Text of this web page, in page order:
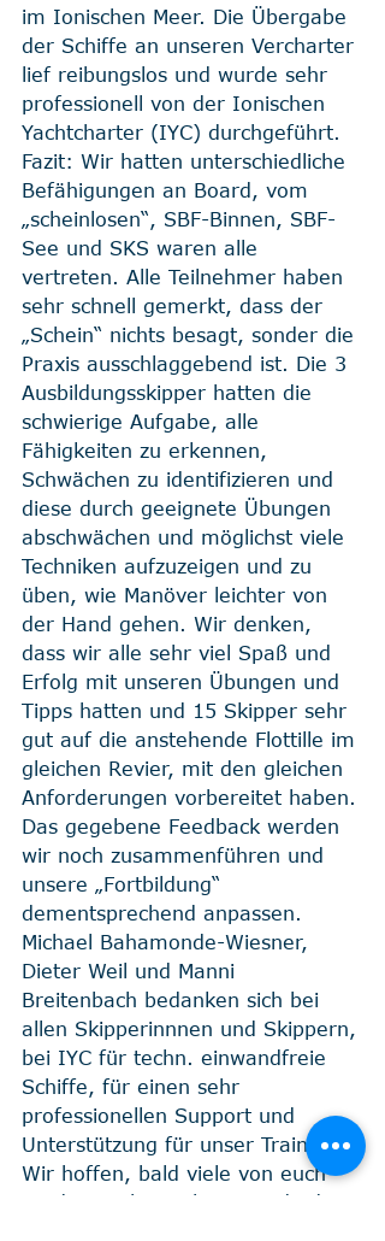
im Ionischen Meer. Die Übergabe
der Schiffe an unseren Vercharter
lief reibungslos und wurde sehr
professionell von der Ionischen
Yachtcharter (IYC) durchgeführt.
Fazit: Wir hatten unterschiedliche
Befähigungen an Board, vom
„scheinlosen“, SBF-Binnen, SBF-
See und SKS waren alle
vertreten. Alle Teilnehmer haben
sehr schnell gemerkt, dass der
„Schein“ nichts besagt, sonder die
Praxis ausschlaggebend ist. Die 3
Ausbildungsskipper hatten die
schwierige Aufgabe, alle
Fähigkeiten zu erkennen,
Schwächen zu identifizieren und
diese durch geeignete Übungen
abschwächen und möglichst viele
Techniken aufzuzeigen und zu
üben, wie Manöver leichter von
der Hand gehen. Wir denken,
dass wir alle sehr viel Spaß und
Erfolg mit unseren Übungen und
Tipps hatten und 15 Skipper sehr
gut auf die anstehende Flottille im
gleichen Revier, mit den gleichen
Anforderungen vorbereitet haben.
Das gegebene Feedback werden
wir noch zusammenführen und
unsere „Fortbildung“
dementsprechend anpassen.
Michael Bahamonde-Wiesner,
Dieter Weil und Manni
Breitenbach bedanken sich bei
allen Skipperinnnen und Skippern,
bei IYC für techn. einwandfreie
Schiffe, für einen sehr
professionellen Support und
Unterstützung für unser Training.
Wir hoffen, bald viele von euch
wiederzusehen, ob an Land oder